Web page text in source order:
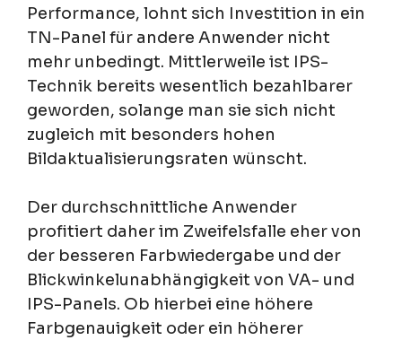
Performance, lohnt sich Investition in ein
TN-Panel für andere Anwender nicht
mehr unbedingt. Mittlerweile ist IPS-
Technik bereits wesentlich bezahlbarer
geworden, solange man sie sich nicht
zugleich mit besonders hohen
Bildaktualisierungsraten wünscht.
Der durchschnittliche Anwender
profitiert daher im Zweifelsfalle eher von
der besseren Farbwiedergabe und der
Blickwinkelunabhängigkeit von VA- und
IPS-Panels. Ob hierbei eine höhere
Farbgenauigkeit oder ein höherer